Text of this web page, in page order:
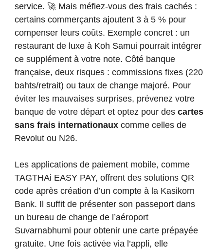
service. 🚀 Mais méfiez-vous des frais cachés :
certains commerçants ajoutent 3 à 5 % pour
compenser leurs coûts. Exemple concret : un
restaurant de luxe à Koh Samui pourrait intégrer
ce supplément à votre note. Côté banque
française, deux risques : commissions fixes (220
bahts/retrait) ou taux de change majoré. Pour
éviter les mauvaises surprises, prévenez votre
banque de votre départ et optez pour des cartes
sans frais internationaux comme celles de
Revolut ou N26.
Les applications de paiement mobile, comme
TAGTHAi EASY PAY, offrent des solutions QR
code après création d’un compte à la Kasikorn
Bank. Il suffit de présenter son passeport dans
un bureau de change de l’aéroport
Suvarnabhumi pour obtenir une carte prépayée
gratuite. Une fois activée via l’appli, elle